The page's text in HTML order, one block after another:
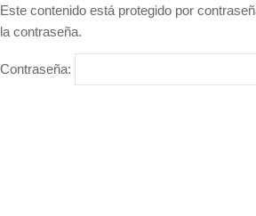
Este contenido está protegido por
la contraseña.
Contraseña: